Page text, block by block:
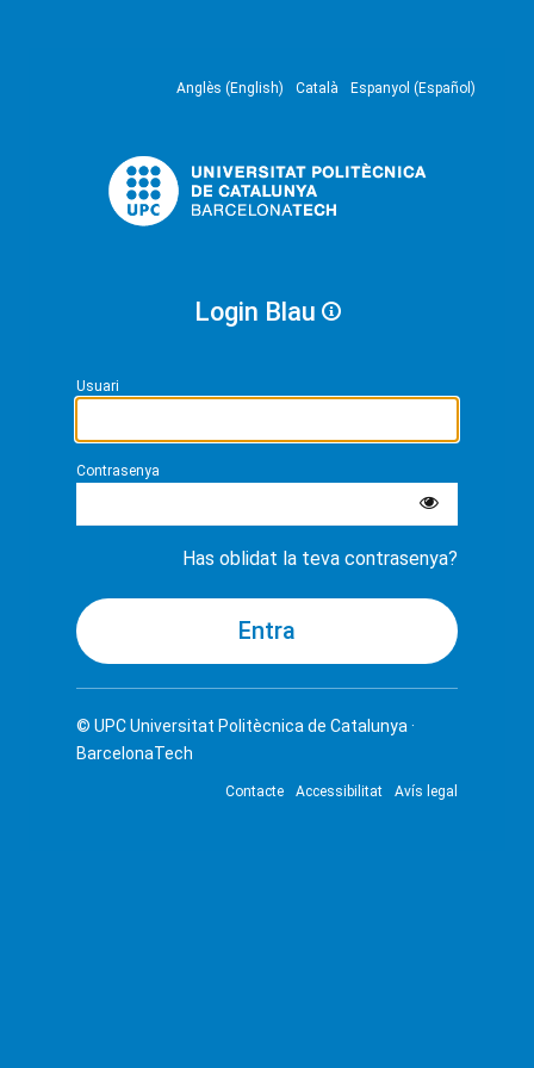
Anglès (English) Català Espanyol (Español)
Login Blau
Usuari
Contrasenya
Has oblidat la teva contrasenya?
© UPCUniversitat Politècnica de Catalunya ·
BarcelonaTech
Contacte Accessibilitat Avís legal